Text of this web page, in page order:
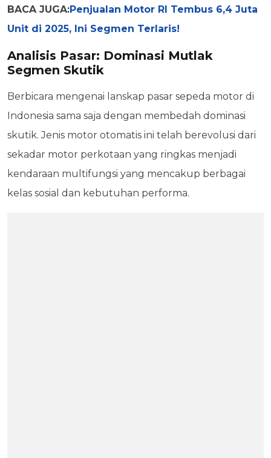
BACA JUGA:Penjualan Motor RI Tembus 6,4 Juta
Unit di 2025, Ini Segmen Terlaris!
Analisis Pasar: Dominasi Mutlak
Segmen Skutik
Berbicara mengenai lanskap pasar sepeda motor di
Indonesia sama saja dengan membedah dominasi
skutik. Jenis motor otomatis ini telah berevolusi dari
sekadar motor perkotaan yang ringkas menjadi
kendaraan multifungsi yang mencakup berbagai
kelas sosial dan kebutuhan performa.